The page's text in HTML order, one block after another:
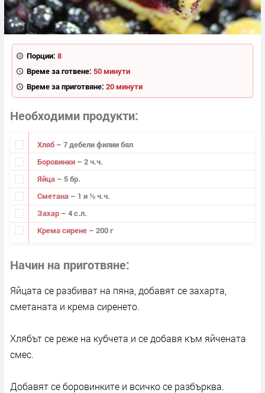
Порции: 8
Време за готвене: 50 минути
Време за приготвяне: 20 минути
Необходими продукти
Хляб – 7 дебели филии бял
Боровинки – 2 ч.ч.
Яйца – 5 бр.
Сметана – 1 и ½ ч.ч.
Захар – 4 с.л.
Крема сирене – 200 г
Начин на приготвяне
Яйцата се разбиват на пяна, добавят се захарта,
сметаната и крема сиренето.
Хлябът се реже на кубчета и се добавя към яйчената
смес.
Добавят се боровинките и всичко се разбърква.